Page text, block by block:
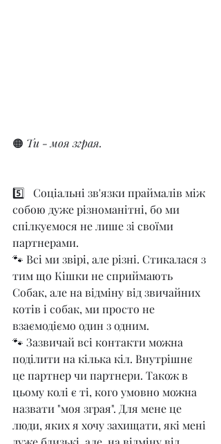
🟠 Ти - моя зграя.
5️⃣   Соціальні зв'язки праймалів між
собою дуже різноманітні, бо ми
спілкуємося не лише зі своїми
партнерами.
🐾 Всі ми звірі, але різні. Стикалася з
тим що Кішки не сприймають
Собак, але на відміну від звичайних
котів і собак, ми просто не
взаємодіємо один з одним.
🐾 Зазвичай всі контакти можна
поділити на кілька кіл. Внутрішнє
це партнер чи партнери. Також в
цьому колі є ті, кого умовно можна
назвати "моя зграя". Для мене це
люди, яких я хочу захищати, які мені